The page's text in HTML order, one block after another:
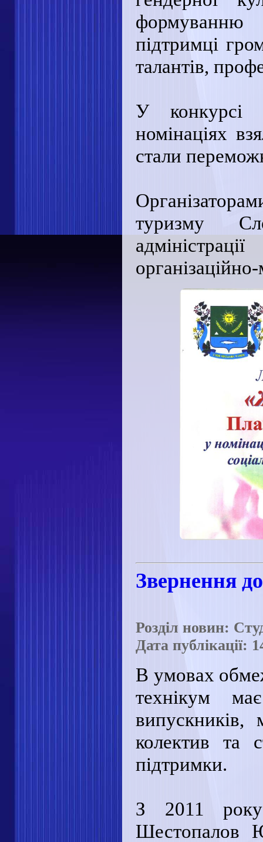
формуванню
підтримці
талантів,
У конкурсі
номінаціях
стали
туризму
Звернення
Розділ новин:
Дата публікації:
В умовах
технікум
випускників,
колектив та
підтримки.
З 2011
Шестопалов